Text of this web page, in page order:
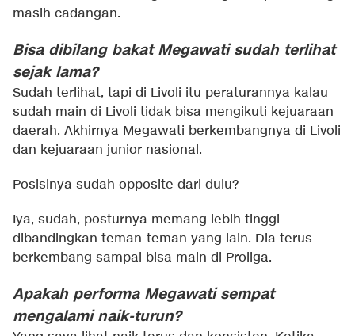
masih cadangan.
Bisa dibilang bakat Megawati sudah terlihat
sejak lama?
Sudah terlihat, tapi di Livoli itu peraturannya kalau
sudah main di Livoli tidak bisa mengikuti kejuaraan
daerah. Akhirnya Megawati berkembangnya di Livoli
dan kejuaraan junior nasional.
Posisinya sudah opposite dari dulu?
Iya, sudah, posturnya memang lebih tinggi
dibandingkan teman-teman yang lain. Dia terus
berkembang sampai bisa main di Proliga.
Apakah performa Megawati sempat
mengalami naik-turun?